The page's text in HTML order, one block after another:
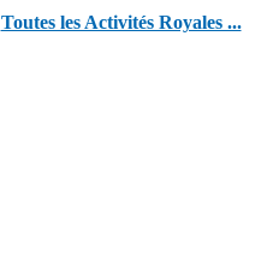
Toutes les Activités Royales ...